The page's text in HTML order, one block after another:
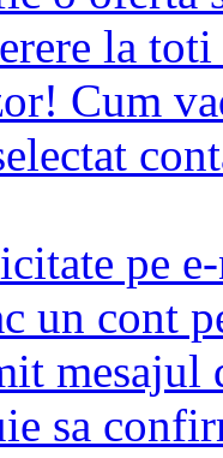
la
Cum
pe
un cont
mesajul
sa